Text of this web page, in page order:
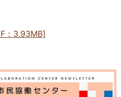
：3.93MB]